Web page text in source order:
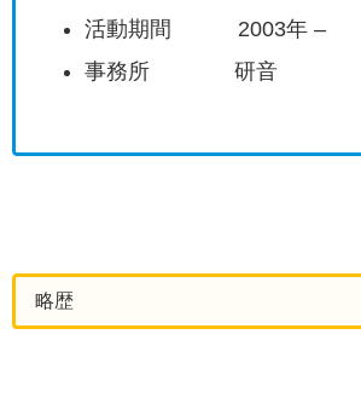
活動期間 2003年 –
事務所 研音
略歴